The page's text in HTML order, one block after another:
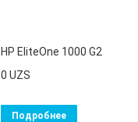
HP EliteOne 1000 G2
0 UZS
Подробнее